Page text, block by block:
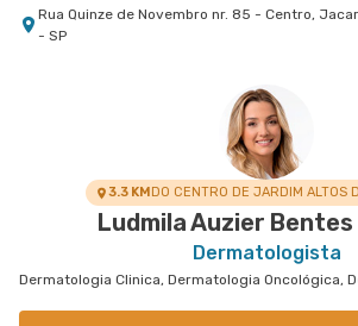
Rua Quinze de Novembro nr. 85 - Centro,
- SP
3.3 KMDO CENTRO DE JARDIM ALTOS
Ludmila Auzier Bentes
Dermatologista